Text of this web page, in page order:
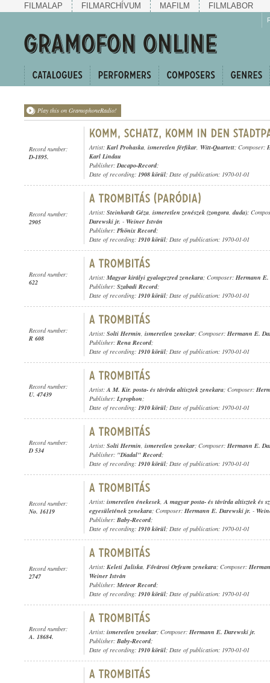
FILMALAP FILMARCHÍVUM MAFILM FILMLABOR
Play this on GramophoneRadio!
Record number:
D-1895.
Artist: Karl Prohaska, ismeretlen férfikar, Witt-Quartett; Composer:
Karl Lindau
Publisher:Dacapo-Record;
Date of recording: 1908 körül; Date of publication: 1970-01-01
Record number:
2905
Artist: Steinhardt Géza, ismeretlen zenészek (zongora,duda);
Darewski jr. - Weiner István
Publisher: Phönix Record;
Date of recording: 1910 körül; Date of publication: 1970-01-01
Record number:
622
Artist: Magyar királyi gyalogezred zenekara; Composer: Hermann
Publisher: Szabadi Record;
Date of recording: 1910 körül; Date of publication: 1970-01-01
Record number:
R 608
Artist: Solti Hermin, ismeretlen zenekar; Composer: Hermann E.
Publisher: Rena Record;
Date of recording: 1910 körül; Date of publication: 1970-01-01
Record number:
U. 47439
Artist:A M. Kir. posta- és távírda altisztek zenekara; Composer:
Publisher: Lyrophon;
Date of recording: 1910 körül; Date of publication: 1970-01-01
Record number:
D 534
Artist: Solti Hermin, ismeretlen zenekar; Composer: Hermann E.
Publisher: "Diadal" Record;
Date of recording: 1910 körül; Date of publication: 1970-01-01
Record number:
No. 16119
Artist: ismeretlen énekesek,A magyar posta- és távírda altisztek és
egyesületének zenekara; Composer: Hermann E. Darewski jr. -
Publisher: Baby-Record;
Date of recording: 1910 körül; Date of publication: 1970-01-01
Record number:
2747
Artist: Keleti Juliska, Fővárosi Orfeum zenekara; Composer:
Weiner István
Publisher: Meteor Record;
Date of recording: 1910 körül; Date of publication: 1970-01-01
Record number:
A. 18684.
Artist: ismeretlen zenekar; Composer: Hermann E. Darewski jr.
Publisher: Baby-Record;
Date of recording: 1910 körül; Date of publication: 1970-01-01